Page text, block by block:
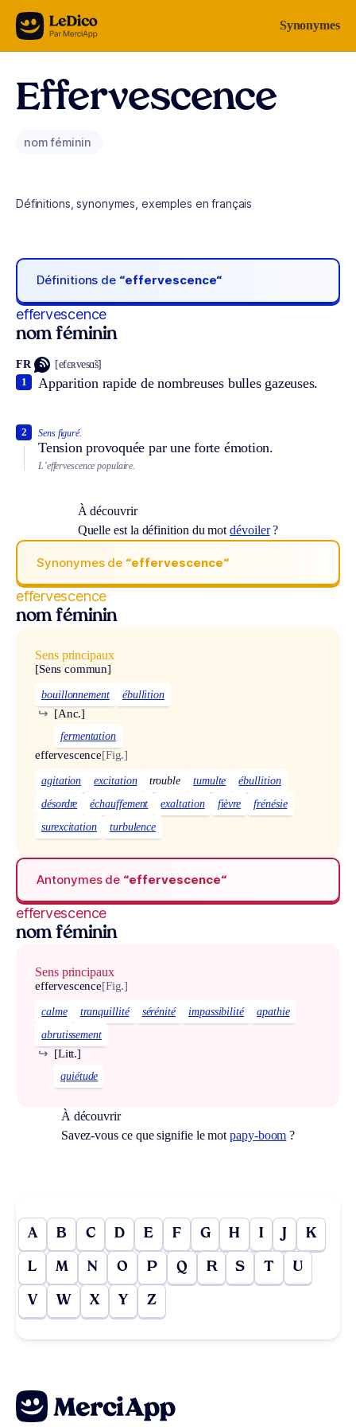
Aller au contenu Synonymes
Effervescence
nom féminin
Définitions, synonymes, exemples en français
Définitions de “effervescence“
effervescence
nom féminin
FR [efɛʀvesɑ̃s]
Apparition rapide de nombreuses bulles gazeuses.
1
Sens figuré.
Tension provoquée par une forte émotion.
2
L’effervescence populaire.
À découvrir
Quelle est la définition du motdévoiler?
Synonymes de “effervescence“
effervescence
nom féminin
Sens principaux
[Sens commun]
bouillonnement ébullition
[Anc.]
↪
fermentation
effervescence[Fig.]
agitation excitation trouble tumulte
ébullition
désordre
échauffement exaltation fièvre
frénésie
surexcitation
turbulence
Antonymes de “effervescence“
effervescence
nom féminin
Sens principaux
effervescence[Fig.]
calme tranquillité sérénité impassibilité
apathie
abrutissement
[Litt.]
↪
quiétude
À découvrir
Savez-vous ce que signifie le motpapy-boom ?
A B C D E F G H I J K
L M N O P Q R S T U
V W X Y Z